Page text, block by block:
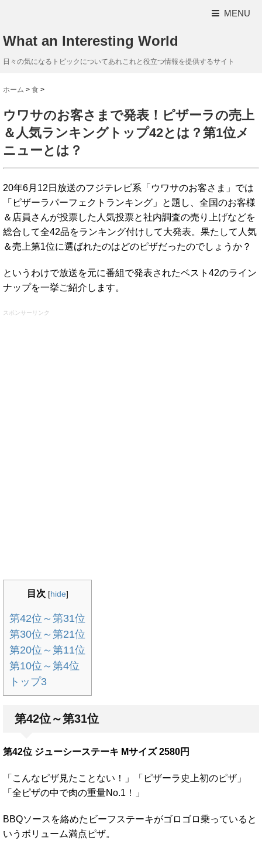
MENU
What an Interesting World
日々の気になるトピックについてあれこれと役立つ情報を提供するサイト
ホーム > 食 >
ウワサのお客さまで発表！ピザーラの売上
＆人気ランキングトップ42とは？第1位メ
ニューとは？
20年6月12日放送のフジテレビ系「ウワサのお客さま」では
「ピザーラパーフェクトランキング」と題し、全国のお客様
＆店員さんが投票した人気投票と社内調査の売り上げなどを
総合して全42品をランキング付けして大発表。果たして人気
＆売上第1位に選ばれたのはどのピザだったのでしょうか？
というわけで放送を元に番組で発表されたベスト42のライン
ナップを一挙ご紹介します。
スポンサーリンク
目次 [hide]
第42位～第31位
第30位～第21位
第20位～第11位
第10位～第4位
トップ3
第42位～第31位
第42位 ジューシーステーキ Mサイズ 2580円
「こんなピザ見たことない！」「ピザーラ史上初のピザ」
「全ピザの中で肉の重量No.1！」
BBQソースを絡めたビーフステーキがゴロゴロ乗っていると
いうボリューム満点ピザ。